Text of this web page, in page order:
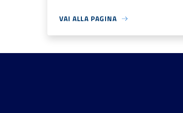
VAI ALLA PAGINA